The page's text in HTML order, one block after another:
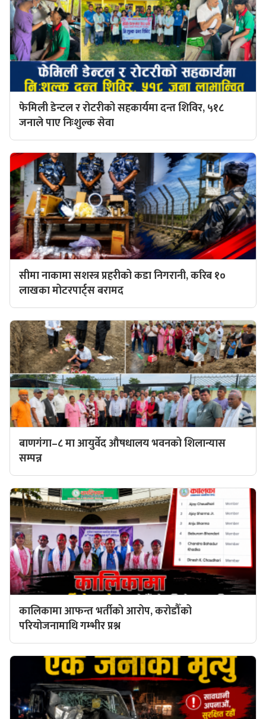
फेमिली डेन्टल र रोटरीको सहकार्यमा दन्त शिविर, ५१८
जनाले पाए निःशुल्क सेवा
सीमा नाकामा सशस्त्र प्रहरीको कडा निगरानी, करिब १०
लाखका मोटरपार्ट्स बरामद
बाणगंगा–८ मा आयुर्वेद औषधालय भवनको शिलान्यास
सम्पन्न
कालिकामा आफन्त भर्तीको आरोप, करोडौँको
परियोजनामाथि गम्भीर प्रश्न